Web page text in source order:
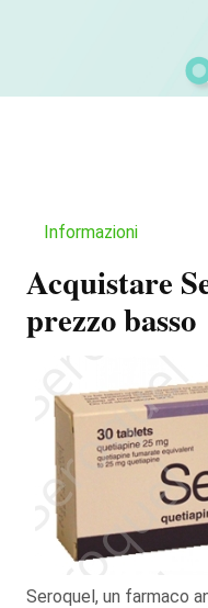
Informazioni
Acquistare
prezzo basso
Seroquel, un farmaco